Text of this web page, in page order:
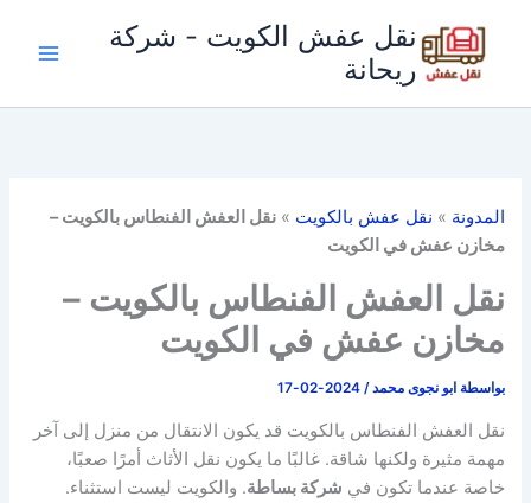
المحتوى
نقل عفش الكويت - شركة
ريحانة
المدونة » نقل عفش بالكويت »نقل العفش الفنطاس بالكويت –
مخازن عفش في الكويت
نقل العفش الفنطاس بالكويت –
مخازن عفش في الكويت
بواسطة ابو نجوى محمد/
2024-02-17
نقل العفش الفنطاس بالكويت قد يكون الانتقال من منزل إلى آخر
مهمة مثيرة ولكنها شاقة. غالبًا ما يكون نقل الأثاث أمرًا صعبًا،
خاصة عندما تكون في شركة بساطة. والكويت ليست استثناء.